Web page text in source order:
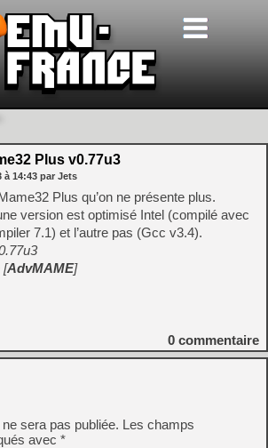
Plus v0.77u3
à 14:43 par Jets
Plus qu’on ne présente plus.
version est optimisé Intel (compilé avec
7.1) et l’autre pas (Gcc v3.4).
[AdvMAME]
0 commentaire
sera pas publiée. Les champs
avec *